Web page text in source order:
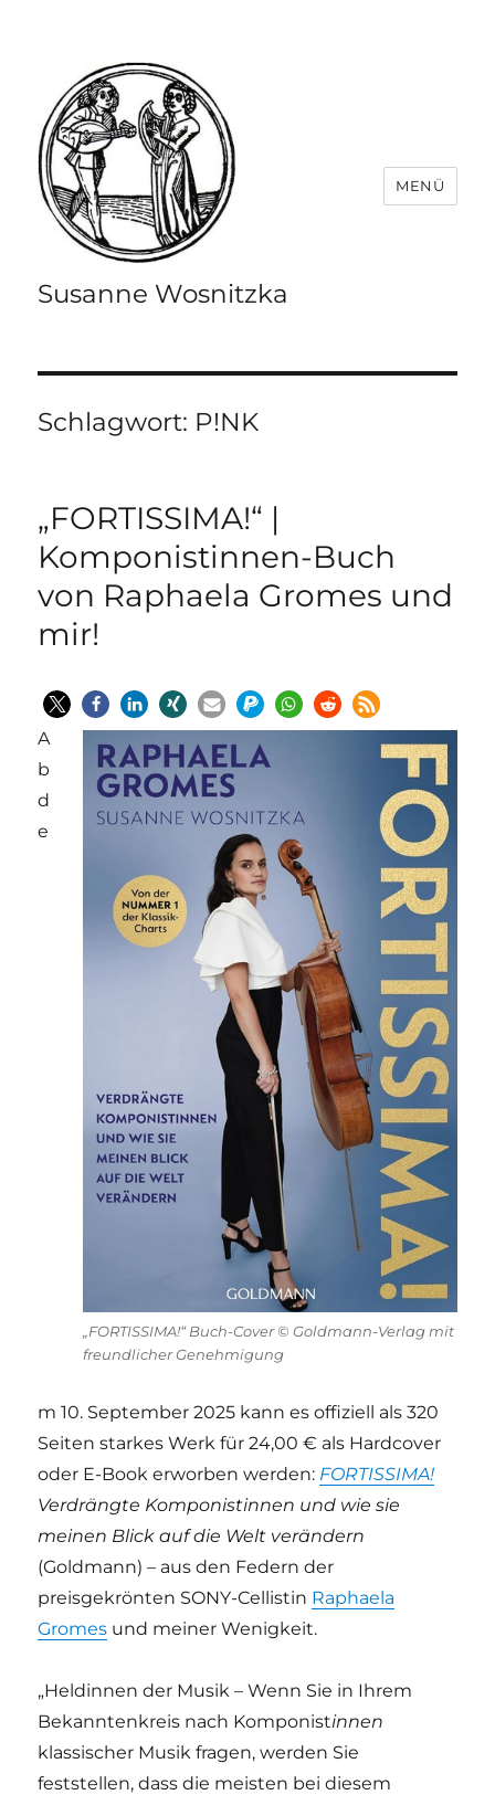
Susanne Wosnitzka
MENÜ
Schlagwort: P!NK
„FORTISSIMA!“ |
Komponistinnen-Buch
von Raphaela Gromes und
mir!
„FORTISSIMA!“ Buch-Cover © Goldmann-Verlag mit
freundlicher Genehmigung
A
b
d
e
m 10. September 2025 kann es offiziell als 320
Seiten starkes Werk für 24,00 € als Hardcover
oder E-Book erworben werden: FORTISSIMA!
Verdrängte Komponistinnen und wie sie
meinen Blick auf die Welt verändern
(Goldmann) – aus den Federn der
preisgekrönten SONY-Cellistin Raphaela
Gromes und meiner Wenigkeit.
„Heldinnen der Musik – Wenn Sie in Ihrem
Bekanntenkreis nach Komponistinnen
klassischer Musik fragen, werden Sie
feststellen, dass die meisten bei diesem